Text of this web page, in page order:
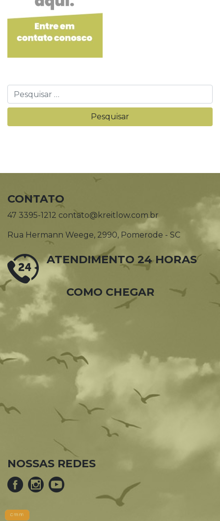
CONTATO
47 3395-1212 contato@kreitlow.com.br
Rua Hermann Weege, 2990, Pomerode - SC
ATENDIMENTO 24 HORAS
COMO CHEGAR
NOSSAS REDES